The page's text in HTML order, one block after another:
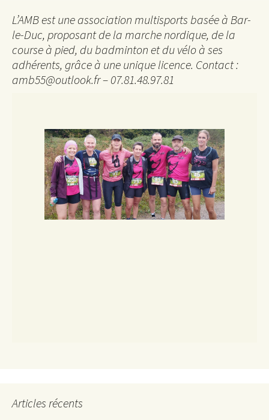
L’AMB est une association multisports basée à Bar-
le-Duc, proposant de la marche nordique, de la
course à pied, du badminton et du vélo à ses
adhérents, grâce à une unique licence. Contact :
amb55@outlook.fr – 07.81.48.97.81
Articles récents